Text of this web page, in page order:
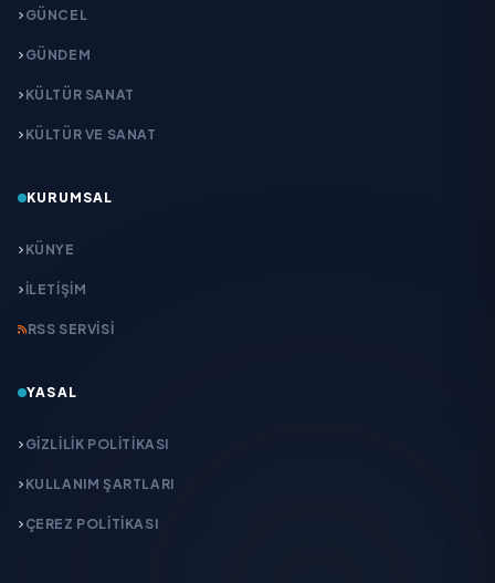
GÜNCEL
GÜNDEM
KÜLTÜR SANAT
KÜLTÜR VE SANAT
KURUMSAL
KÜNYE
İLETIŞIM
RSS SERVISI
YASAL
GIZLILIK POLITIKASI
KULLANIM ŞARTLARI
ÇEREZ POLITIKASI